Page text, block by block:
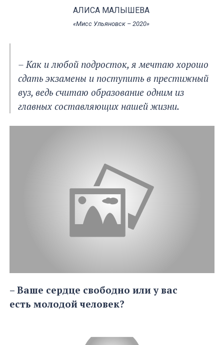
АЛИСА МАЛЫШЕВА
«Мисс Ульяновск – 2020»
– Как и любой подросток, я мечтаю хорошо
сдать экзамены и поступить в престижный
вуз, ведь считаю образование одним из
главных составляющих нашей жизни.
– Ваше сердце свободно или у вас
есть молодой человек?